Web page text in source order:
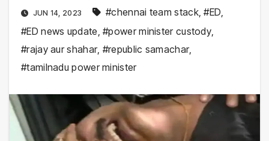
JUN 14, 2023 #chennai team stack,#ED
#ED news update ,#power minister custody
#rajay aur shahar, #republic samachar,
#tamilnadu power minister